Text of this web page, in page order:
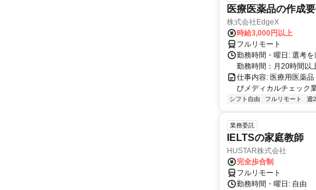
医療医薬品の作成
株式会社EdgeX
時給3,000円以上
フルリモート
勤務時間・曜日: 選考
勤務時間：月20時間以
仕事内容: 医療用医薬
びメディカルチェック
シフト自由 フルリモート 週
業務委託
IELTSの家庭教師
HUSTAR株式会社
完全歩合制
フルリモート
勤務時間・曜日: 自由